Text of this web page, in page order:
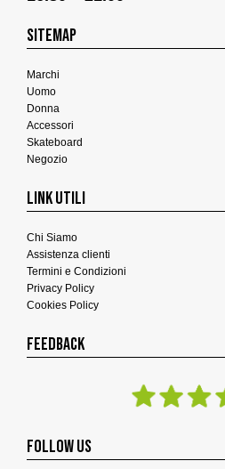
SITEMAP
Marchi
Uomo
Donna
Accessori
Skateboard
Negozio
LINK UTILI
Chi Siamo
Assistenza clienti
Termini e Condizioni
Privacy Policy
Cookies Policy
FEEDBACK
FOLLOW US